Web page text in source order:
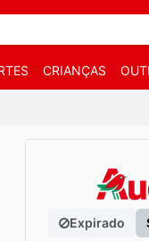
CRIANÇAS
Expirado